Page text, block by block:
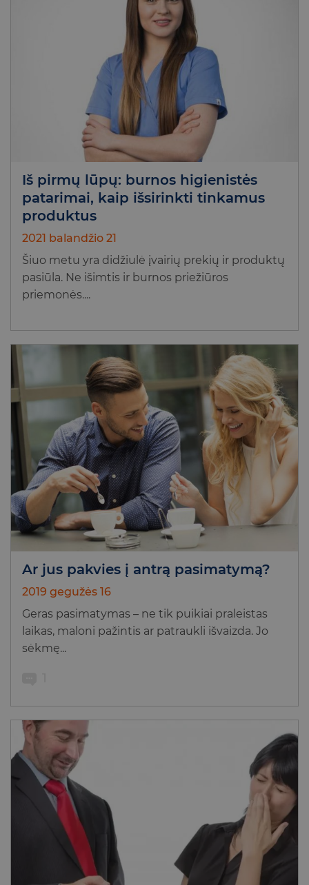
Iš pirmų lūpų: burnos higienistės
patarimai, kaip išsirinkti tinkamus
produktus
2021 balandžio 21
Šiuo metu yra didžiulė įvairių prekių ir produktų
pasiūla. Ne išimtis ir burnos priežiūros
priemonės....
Ar jus pakvies į antrą pasimatymą?
2019 gegužės 16
Geras pasimatymas – ne tik puikiai praleistas
laikas, maloni pažintis ar patraukli išvaizda. Jo
sėkmę...